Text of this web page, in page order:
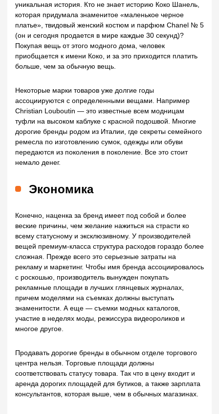
уникальная история. Кто не знает историю Коко Шанель,
которая придумала знаменитое «маленькое черное
платье», твидовый женский костюм и парфюм Chanel № 5
(он и сегодня продается в мире каждые 30 секунд)?
Покупая вещь от этого модного дома, человек
приобщается к имени Коко, и за это приходится платить
больше, чем за обычную вещь.
Некоторые марки товаров уже долгие годы
ассоциируются с определенными вещами. Например
Christian Louboutin — это известные всем модницам
туфли на высоком каблуке с красной подошвой. Многие
дорогие бренды родом из Италии, где секреты семейного
ремесла по изготовлению сумок, одежды или обуви
передаются из поколения в поколение. Все это стоит
немало денег.
Экономика
Конечно, наценка за бренд имеет под собой и более
веские причины, чем желание нажиться на страсти ко
всему статусному и эксклюзивному. У производителей
вещей премиум-класса структура расходов гораздо более
сложная. Прежде всего это серьезные затраты на
рекламу и маркетинг. Чтобы имя бренда ассоциировалось
с роскошью, производитель вынужден покупать
рекламные площади в лучших глянцевых журналах,
причем моделями на съемках должны выступать
знаменитости. А еще — съемки модных каталогов,
участие в неделях моды, режиссура видеороликов и
многое другое.
Продавать дорогие бренды в обычном отделе торгового
центра нельзя. Торговые площади должны
соответствовать статусу товара. Так что в цену входит и
аренда дорогих площадей для бутиков, а также зарплата
консультантов, которая выше, чем в обычных магазинах.